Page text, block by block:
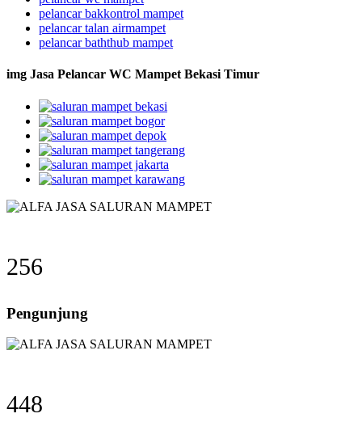
pelancar bakkontrol mampet
pelancar talan airmampet
pelancar baththub mampet
img Jasa Pelancar WC Mampet Bekasi Timur
256
Pengunjung
448